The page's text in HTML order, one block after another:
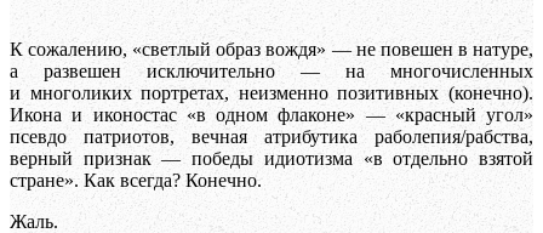
К сожалению, «светлый образ вождя» — не повешен в натуре,
а развешен исключительно — на многочисленных
и многоликих портретах, неизменно позитивных (конечно).
Икона и иконостас «в одном флаконе» — «красный угол»
псевдо патриотов, вечная атрибутика раболепия/рабства,
верный признак — победы идиотизма «в отдельно взятой
стране». Как всегда? Конечно.
Жаль.